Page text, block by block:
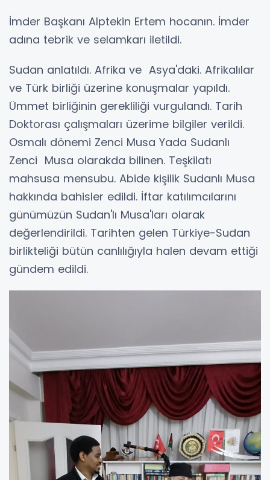
İmder Başkanı Alptekin Ertem hocanın. İmder
adına tebrik ve selamkarı iletildi.
Sudan anlatıldı. Afrika ve Asya'daki. Afrikalılar
ve Türk birliği üzerine konuşmalar yapıldı.
Ümmet birliğinin gerekliliği vurgulandı. Tarih
Doktorası çalışmaları üzerime bilgiler verildi.
Osmalı dönemi Zenci Musa Yada Sudanlı
Zenci Musa olarakda bilinen. Teşkilatı
mahsusa mensubu. Abide kişilik Sudanlı Musa
hakkında bahisler edildi. İftar katılımcılarını
günümüzün Sudan'lı Musa'ları olarak
değerlendirildi. Tarihten gelen Türkiye-Sudan
birlikteliği bütün canlılığıyla halen devam ettiği
gündem edildi.